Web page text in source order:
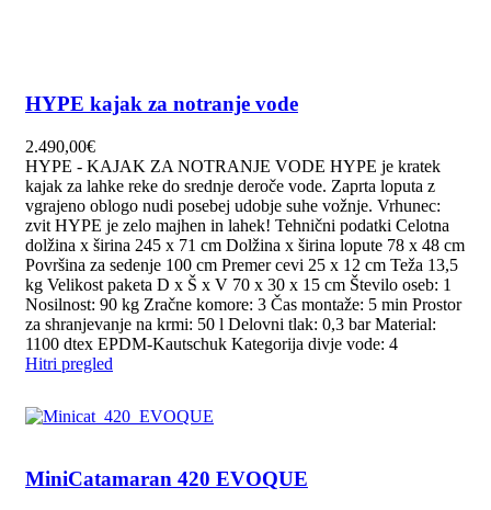
HYPE kajak za notranje vode
2.490,00€
HYPE - KAJAK ZA NOTRANJE VODE HYPE je kratek
kajak za lahke reke do srednje deroče vode. Zaprta loputa z
vgrajeno oblogo nudi posebej udobje suhe vožnje. Vrhunec:
zvit HYPE je zelo majhen in lahek! Tehnični podatki Celotna
dolžina x širina 245 x 71 cm Dolžina x širina lopute 78 x 48 cm
Površina za sedenje 100 cm Premer cevi 25 x 12 cm Teža 13,5
kg Velikost paketa D x Š x V 70 x 30 x 15 cm Število oseb: 1
Nosilnost: 90 kg Zračne komore: 3 Čas montaže: 5 min Prostor
za shranjevanje na krmi: 50 l Delovni tlak: 0,3 bar Material:
1100 dtex EPDM-Kautschuk Kategorija divje vode: 4
Hitri pregled
MiniCatamaran 420 EVOQUE